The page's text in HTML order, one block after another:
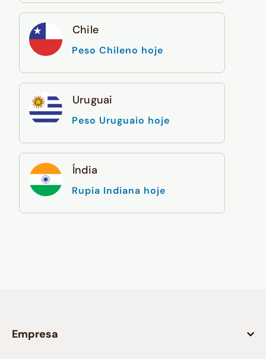
Chile
Peso Chileno hoje
Uruguai
Peso Uruguaio hoje
Índia
Rupia Indiana hoje
Empresa